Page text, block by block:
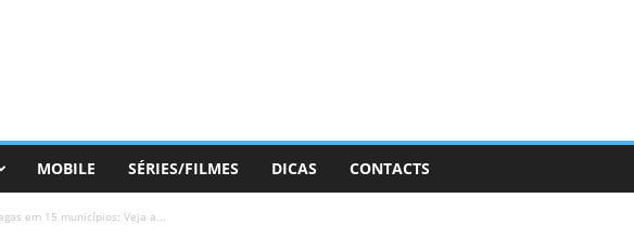
MOBILE SÉRIES/FILMES DICAS CONTACTS
em 15 municípios; Veja a...